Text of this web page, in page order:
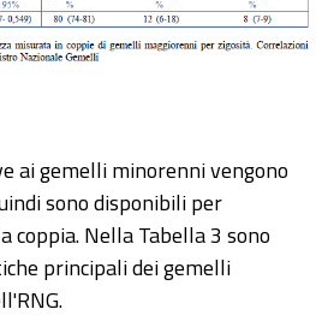
ai gemelli minorenni vengono
sono disponibili per
coppia. Nella Tabella 3 sono
principali dei gemelli